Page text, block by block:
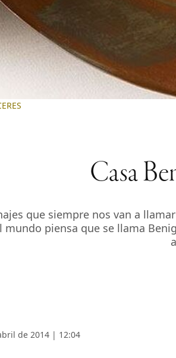
Casa
que siempre nos van a
mundo piensa que se llama
de 2014 | 12:04